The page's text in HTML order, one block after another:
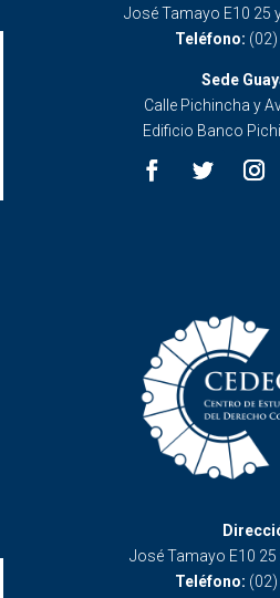
José Tamayo E10 25
Teléfono:
Sede
Calle Pichincha y
Edificio Banco
José Tamayo E10
Teléfono: